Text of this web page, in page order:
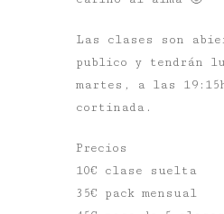
Las clases son
publico y tendrán
martes, a las
cortinada.
Precios
10€ clase suelta
35€ pack mensual